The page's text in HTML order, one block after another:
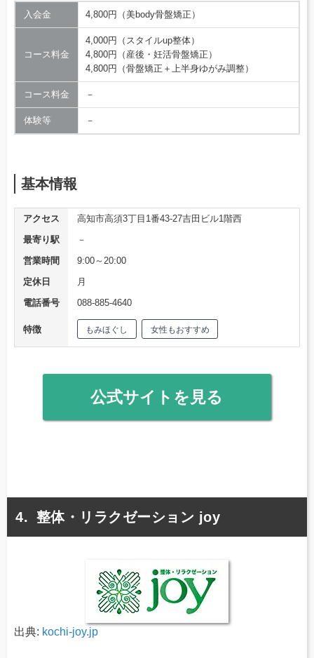
入会金 4,800円（美body骨盤矯正）
コース料金
4,000円（スタイルup整体）
4,800円（産後・妊活骨盤矯正）
4,800円（骨盤矯正＋上半身ゆがみ調整）
コース料金 －
体験等 －
基本情報
アクセス
高知市高須3丁目1番43-27吉田ビル1階西
最寄り駅
－
営業時間
9:00～20:00
定休日
月
電話番号
088-885-4640
特徴 もみほぐし 女性もおすすめ
公式サイトを見る
整体・リラクゼーション joy
出典: kochi-joy.jp